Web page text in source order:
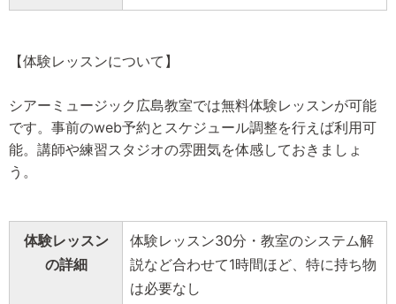
【体験レッスンについて】
シアーミュージック広島教室では無料体験レッスンが可能
です。事前のweb予約とスケジュール調整を行えば利用可
能。講師や練習スタジオの雰囲気を体感しておきましょ
う。
体験レッスン
の詳細
体験レッスン30分・教室のシステム解
説など合わせて1時間ほど、特に持ち物
は必要なし